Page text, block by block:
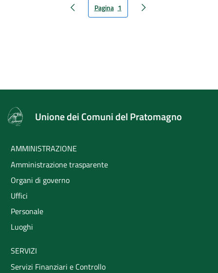
Pagina precedente
Pagina
attuale
Pagina 1 Pagina successiva
Unione dei Comuni del Pratomagno
AMMINISTRAZIONE
Amministrazione trasparente
Organi di governo
Uffici
Personale
Luoghi
SERVIZI
Servizi Finanziari e Controllo